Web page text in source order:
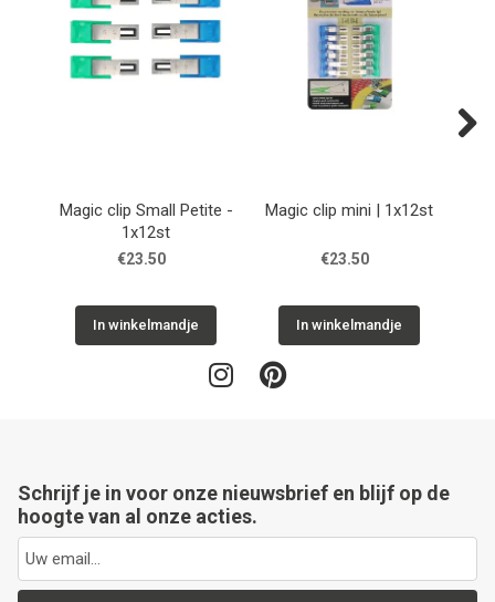
Magic clip Small Petite -
1x12st
€23.50
In winkelmandje
Magic clip mini | 1x12st
€23.50
In winkelmandje
Schrijf je in voor onze nieuwsbrief en blijf op de
hoogte van al onze acties.